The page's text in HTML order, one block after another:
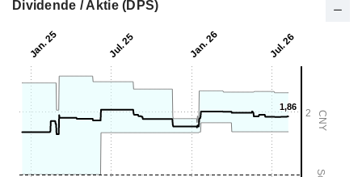
Dividende / Aktie (DPS)